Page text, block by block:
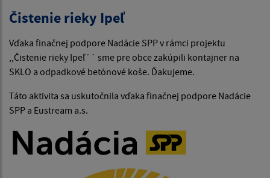
Čistenie rieky Ipeľ
Vďaka finačnej podpore Nadácie SPP v rámci projektu
,,Čistenie rieky Ipeľ´´ sme pre obce zakúpili kontajner na
SKLO a odpadkové betónové koše. Ďakujeme.
Táto aktivita sa uskutočnila vďaka finačnej podpore Nadácie
SPP a Eustream a.s.